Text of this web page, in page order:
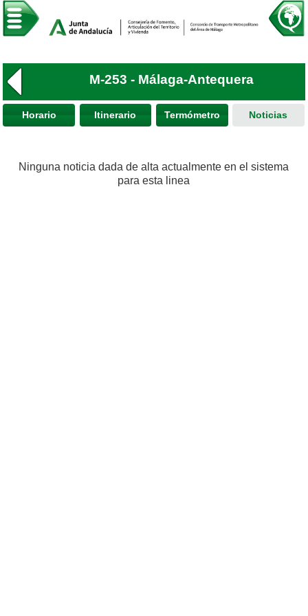
M-253 - Málaga-Antequera
Horario Itinerario Termómetro Noticias
Ninguna noticia dada de alta actualmente en el sistema
para esta linea